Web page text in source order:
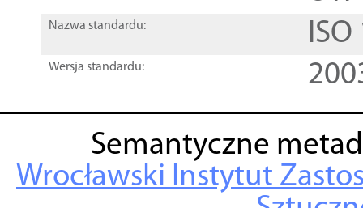
Nazwa standardu:
Wersja standardu:
Semantyczne
Wrocławski Instytut